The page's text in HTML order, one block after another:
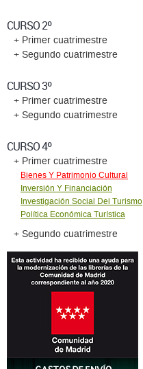
CURSO 2º
+ Primer cuatrimestre
+ Segundo cuatrimestre
CURSO 3º
+ Primer cuatrimestre
+ Segundo cuatrimestre
CURSO 4º
+ Primer cuatrimestre
Bienes Y Patrimonio Cultural
Inversión Y Financiación
Investigación Social Del Turismo
Política Económica Turística
+ Segundo cuatrimestre